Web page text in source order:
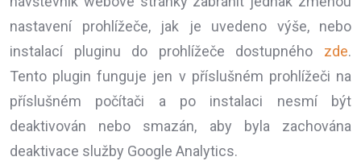
nastavení prohlížeče, jak je uvedeno výše, nebo
instalací pluginu do prohlížeče dostupného zde.
Tento plugin funguje jen v příslušném prohlížeči na
příslušném počítači a po instalaci nesmí být
deaktivován nebo smazán, aby byla zachována
deaktivace služby Google Analytics.